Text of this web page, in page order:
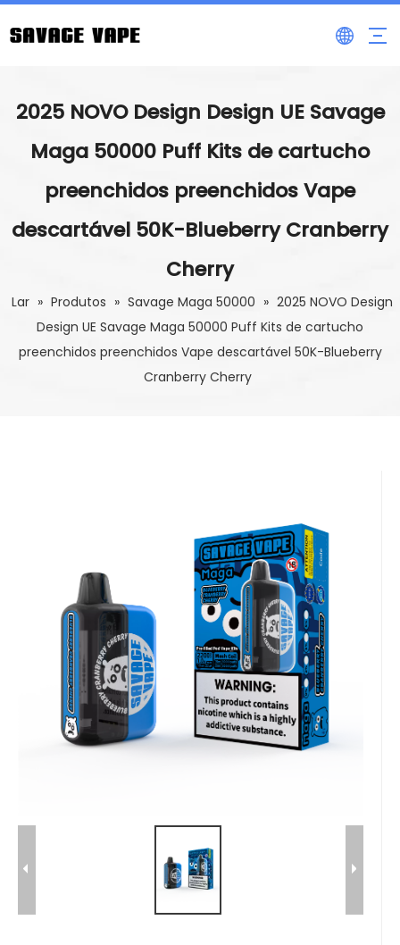
2025 NOVO Design Design UE Savage
Maga 50000 Puff Kits de cartucho
preenchidos preenchidos Vape
descartável 50K-Blueberry Cranberry
Cherry
Lar » Produtos » Savage Maga 50000 » 2025 NOVO Design
Design UE Savage Maga 50000 Puff Kits de cartucho
preenchidos preenchidos Vape descartável 50K-Blueberry
Cranberry Cherry